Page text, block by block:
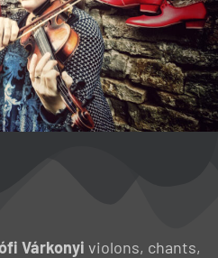
Várkonyi violons, chants,